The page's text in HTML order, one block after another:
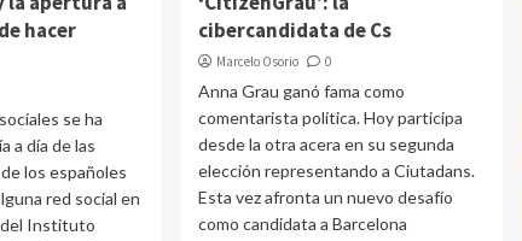
hacer
se ha
a día de las
los españoles
red social en
del Instituto
cibercandidata de Cs
Marcelo Osorio 0
Anna Grau ganó fama como
comentarista política. Hoy participa
desde la otra acera en su segunda
elección representando a Ciutadans.
Esta vez afronta un nuevo desafío
como candidata a Barcelona